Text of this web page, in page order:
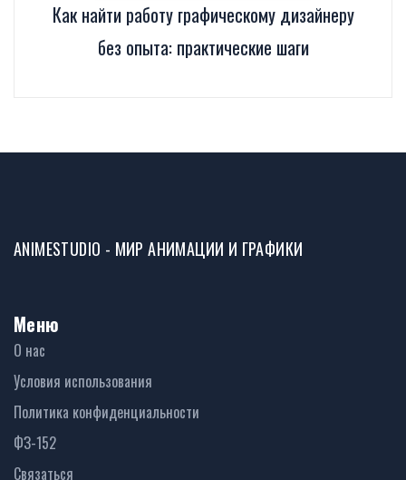
Как найти работу графическому дизайнеру
без опыта: практические шаги
ANIMESTUDIO - МИР АНИМАЦИИ И ГРАФИКИ
Меню
О нас
Условия использования
Политика конфиденциальности
ФЗ-152
Связаться